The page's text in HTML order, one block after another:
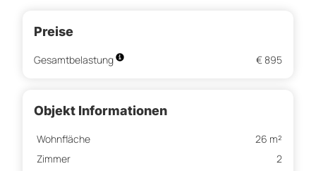
Preise
Gesamtbelastung € 895
Objekt Informationen
Wohnfläche
26 m²
Zimmer
2